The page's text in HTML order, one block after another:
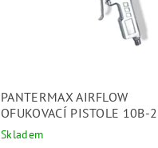
PANTERMAX AIRFLOW
OFUKOVACÍ PISTOLE 10B-2
Skladem